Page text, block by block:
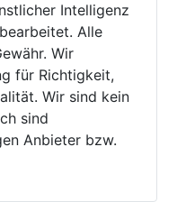
Intelligenz
Alle
Wir
für Richtigkeit,
Wir sind kein
sind
Anbieter bzw.